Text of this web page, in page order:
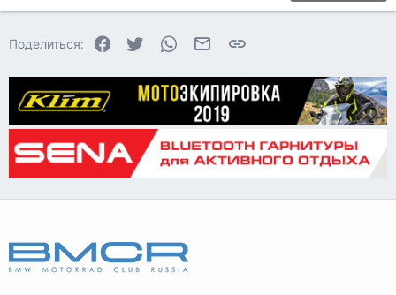
26
Trebuchet MS
Verdana
Поделиться: Facebook
Twitter WhatsAppЭлектронная почта
Ссылка